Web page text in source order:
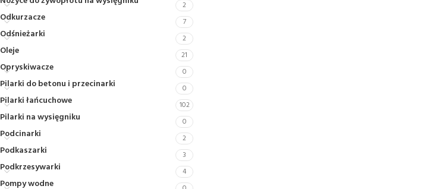
2
Odkurzacze 7
Odśnieżarki 2
Oleje 21
Opryskiwacze 0
Pilarki do betonu i przecinarki 0
Pilarki łańcuchowe 102
Pilarki na wysięgniku 0
Podcinarki 2
Podkaszarki 3
Podkrzesywarki 4
Pompy wodne